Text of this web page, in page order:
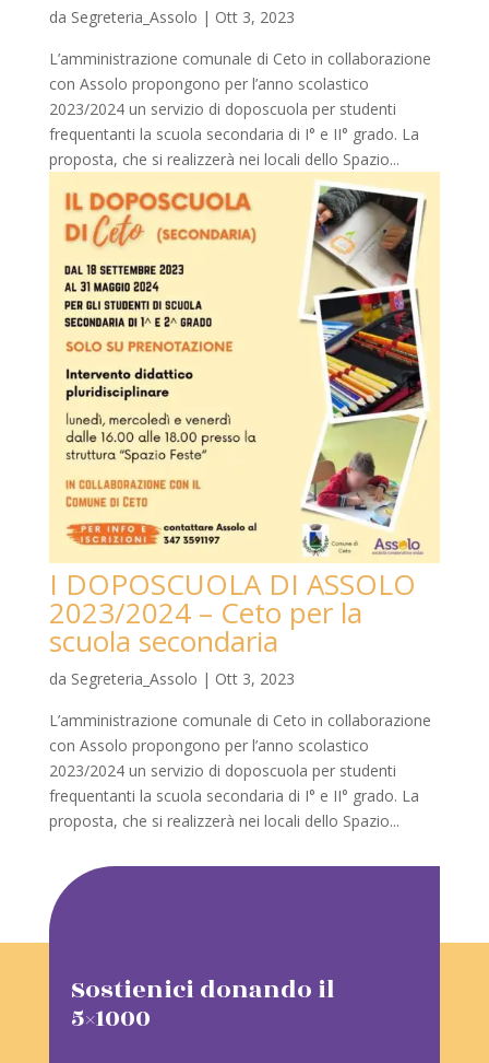
da Segreteria_Assolo | Ott 3, 2023
L’amministrazione comunale di Ceto in collaborazione
con Assolo propongono per l’anno scolastico
2023/2024 un servizio di doposcuola per studenti
frequentanti la scuola secondaria di I° e II° grado. La
proposta, che si realizzerà nei locali dello Spazio...
I DOPOSCUOLA DI ASSOLO
2023/2024 – Ceto per la
scuola secondaria
da Segreteria_Assolo | Ott 3, 2023
L’amministrazione comunale di Ceto in collaborazione
con Assolo propongono per l’anno scolastico
2023/2024 un servizio di doposcuola per studenti
frequentanti la scuola secondaria di I° e II° grado. La
proposta, che si realizzerà nei locali dello Spazio...
Sostienici donando il
5×1000